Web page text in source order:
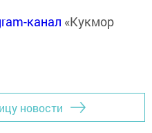
канал «Кукмор
новости